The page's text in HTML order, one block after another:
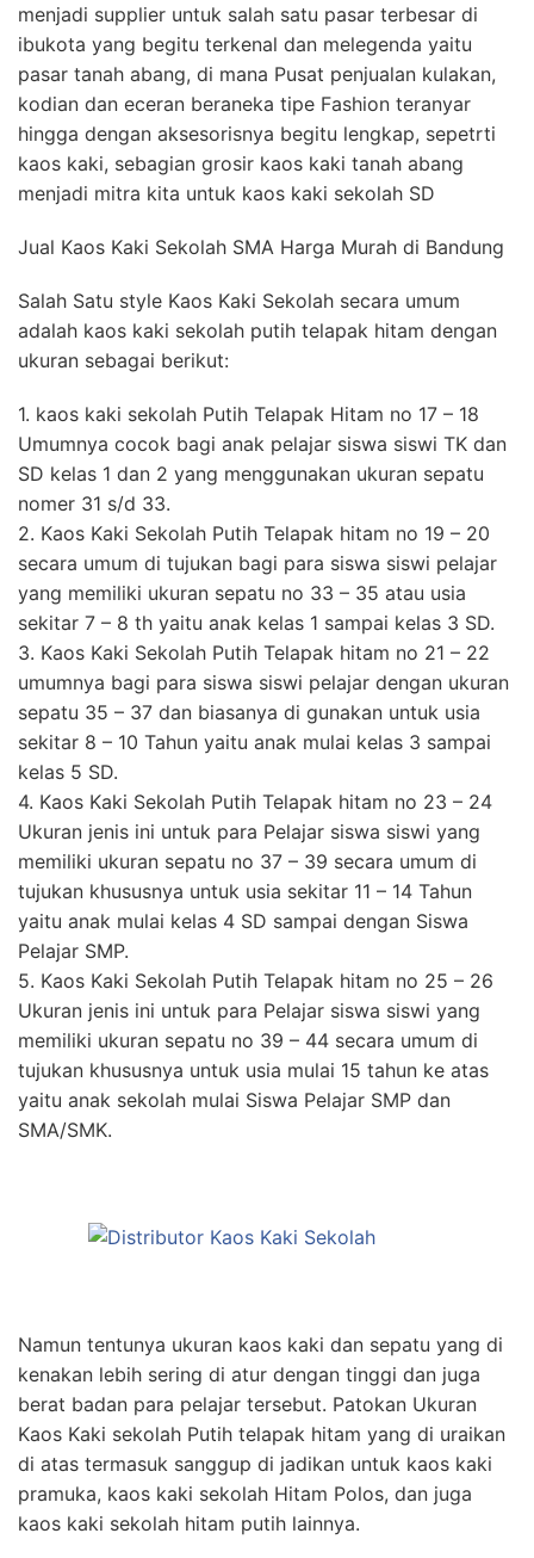
menjadi supplier untuk salah satu pasar terbesar di
ibukota yang begitu terkenal dan melegenda yaitu
pasar tanah abang, di mana Pusat penjualan kulakan,
kodian dan eceran beraneka tipe Fashion teranyar
hingga dengan aksesorisnya begitu lengkap, sepetrti
kaos kaki, sebagian grosir kaos kaki tanah abang
menjadi mitra kita untuk kaos kaki sekolah SD
Jual Kaos Kaki Sekolah SMA Harga Murah di Bandung
Salah Satu style Kaos Kaki Sekolah secara umum
adalah kaos kaki sekolah putih telapak hitam dengan
ukuran sebagai berikut:
1. kaos kaki sekolah Putih Telapak Hitam no 17 – 18
Umumnya cocok bagi anak pelajar siswa siswi TK dan
SD kelas 1 dan 2 yang menggunakan ukuran sepatu
nomer 31 s/d 33.
2. Kaos Kaki Sekolah Putih Telapak hitam no 19 – 20
secara umum di tujukan bagi para siswa siswi pelajar
yang memiliki ukuran sepatu no 33 – 35 atau usia
sekitar 7 – 8 th yaitu anak kelas 1 sampai kelas 3 SD.
3. Kaos Kaki Sekolah Putih Telapak hitam no 21 – 22
umumnya bagi para siswa siswi pelajar dengan ukuran
sepatu 35 – 37 dan biasanya di gunakan untuk usia
sekitar 8 – 10 Tahun yaitu anak mulai kelas 3 sampai
kelas 5 SD.
4. Kaos Kaki Sekolah Putih Telapak hitam no 23 – 24
Ukuran jenis ini untuk para Pelajar siswa siswi yang
memiliki ukuran sepatu no 37 – 39 secara umum di
tujukan khususnya untuk usia sekitar 11 – 14 Tahun
yaitu anak mulai kelas 4 SD sampai dengan Siswa
Pelajar SMP.
5. Kaos Kaki Sekolah Putih Telapak hitam no 25 – 26
Ukuran jenis ini untuk para Pelajar siswa siswi yang
memiliki ukuran sepatu no 39 – 44 secara umum di
tujukan khususnya untuk usia mulai 15 tahun ke atas
yaitu anak sekolah mulai Siswa Pelajar SMP dan
SMA/SMK.
Namun tentunya ukuran kaos kaki dan sepatu yang di
kenakan lebih sering di atur dengan tinggi dan juga
berat badan para pelajar tersebut. Patokan Ukuran
Kaos Kaki sekolah Putih telapak hitam yang di uraikan
di atas termasuk sanggup di jadikan untuk kaos kaki
pramuka, kaos kaki sekolah Hitam Polos, dan juga
kaos kaki sekolah hitam putih lainnya.